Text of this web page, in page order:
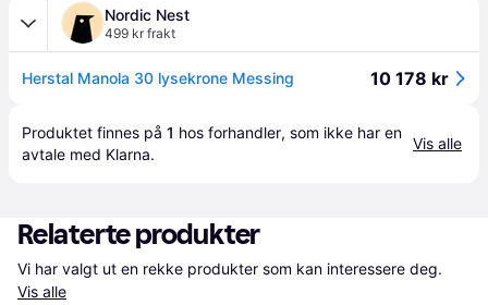
Nordic Nest
499 kr frakt
Herstal Manola 30 lysekrone Messing 10 178 kr
Produktet finnes på 1 hos forhandler, som ikke har en
avtale med Klarna.
Vis alle
Relaterte produkter
Vis alle